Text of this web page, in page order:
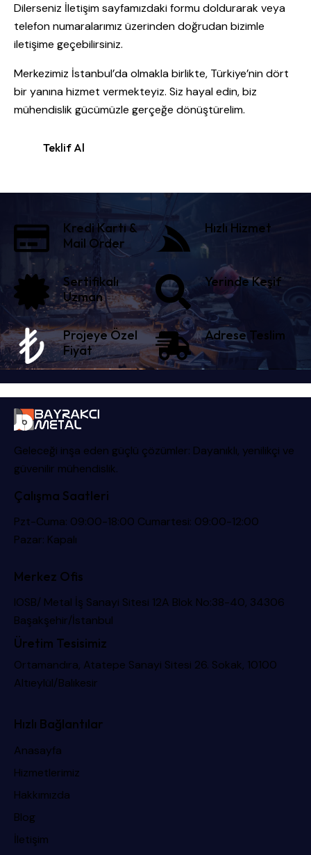
Dilerseniz İletişim sayfamızdaki formu doldurarak veya
telefon numaralarımız üzerinden doğrudan bizimle
iletişime geçebilirsiniz.
Merkezimiz İstanbul’da olmakla birlikte, Türkiye’nin dört
bir yanına hizmet vermekteyiz. Siz hayal edin, biz
mühendislik gücümüzle gerçeğe dönüştürelim.
Teklif Al
Kredi Kartı &
Mail Order
Hızlı Hizmet
Sertifikalı
Uzman
Yerinde Keşif
Projeye Özel
Fiyat
Adrese Teslim
Geleceği inşa eden güçlü çözümler: Dayanıklı, yenilikçi ve
güvenilir mühendislik.
Çalışma Saatleri
Pzt-Cuma: 09:00-18:00 Cumartesi: 09:00-12:00
Pazar: Kapalı
Merkez Ofis
IOSB/ Metal İş Sanayi Sitesi 12A Blok No:38-40, 34306
Başakşehir/İstanbul
Üretim Tesisimiz
Ortamandıra, Atatepe Sanayi Sitesi 26. Sokak, 10100
Altıeylül/Balıkesir
Hızlı Bağlantılar
Anasayfa
Hizmetlerimiz
Hakkımızda
Blog
İletişim